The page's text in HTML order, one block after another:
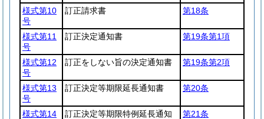
様式第10
号
訂正請求書 第18条
様式第11
号
訂正決定通知書 第19条第1項
様式第12
号
訂正をしない旨の決定通知書 第19条第2項
様式第13
号
訂正決定等期限延長通知書 第20条
様式第14
訂正決定等期限特例延長通知
第21条